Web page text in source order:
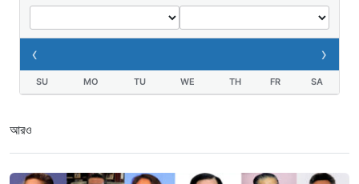
‹ ›
SU MO TU WE TH FR SA
আরও